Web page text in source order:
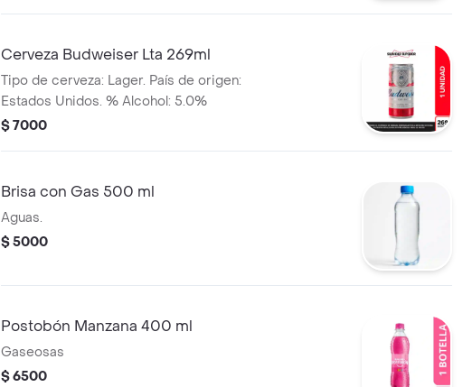
Cerveza Budweiser Lta 269ml
Tipo de cerveza: Lager. País de origen:
Estados Unidos. % Alcohol: 5.0%
$ 7000
Brisa con Gas 500 ml
Aguas.
$ 5000
Postobón Manzana 400 ml
Gaseosas
$ 6500